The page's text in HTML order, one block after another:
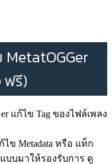
MetatOGGer
ฟรี)
ข Metadata หรือ แท็ก
บบมาให้รองรับการ ดู